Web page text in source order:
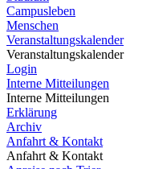
Campusleben
Menschen
Veranstaltungskalender
Veranstaltungskalender
Login
Interne Mitteilungen
Interne Mitteilungen
Erklärung
Archiv
Anfahrt & Kontakt
Anfahrt & Kontakt